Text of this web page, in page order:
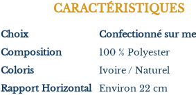
CARACTÉRISTIQUES
Choix
Composition
Coloris
RapportHorizontal
Confectionné sur
100 % Polyester
Ivoire / Naturel
Environ 22 cm